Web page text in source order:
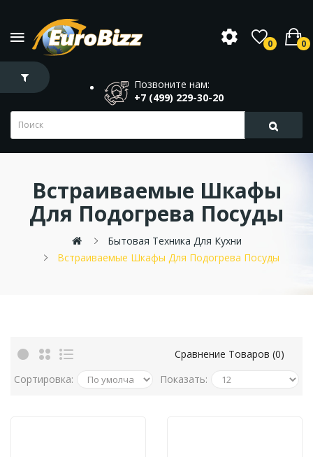
0 0
Позвоните нам:
+7 (499) 229-30-20
Встраиваемые Шкафы
Для Подогрева Посуды
Бытовая Техника Для Кухни
Встраиваемые Шкафы Для Подогрева Посуды
Сравнение Товаров (0)
Сортировка:
Показать: